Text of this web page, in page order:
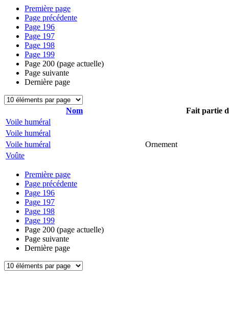
Première page
Page précédente
Page 196
Page 197
Page 198
Page 199
Page 200 (page actuelle)
Page suivante
Dernière page
Nom
Fait partie
Voile huméral
Voile huméral
Voile huméral
Ornement
Voûte
Première page
Page précédente
Page 196
Page 197
Page 198
Page 199
Page 200 (page actuelle)
Page suivante
Dernière page